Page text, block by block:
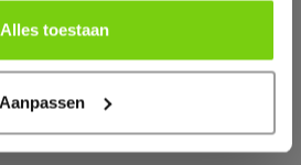
Alles toestaan
Aanpassen
RS331
SOFTSHELL COAT